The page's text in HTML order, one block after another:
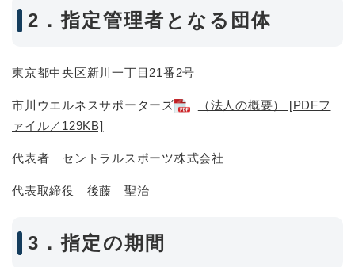
2．指定管理者となる団体
東京都中央区新川一丁目21番2号
市川ウエルネスサポーターズ
（法人の概要） [PDFフ
ァイル／129KB]
代表者 セントラルスポーツ株式会社
代表取締役 後藤 聖治
3．指定の期間